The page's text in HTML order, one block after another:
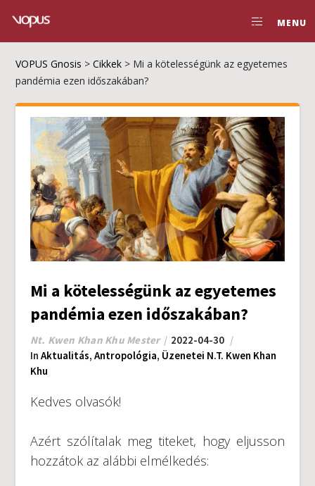
MENU
VOPUS Gnosis >Cikkek > Mi a kötelességünk az egyetemes
pandémia ezen időszakában?
Mi a kötelességünk az egyetemes
pandémia ezen időszakában?
Nt. Kwen Khan Khu Mester
2022-04-30
In Aktualitás, Antropológia, Üzenetei N.T. Kwen Khan
Khu
Kedves olvasók!
Azért szólítalak meg titeket, hogy eljusson
hozzátok az alábbi elmélkedés: